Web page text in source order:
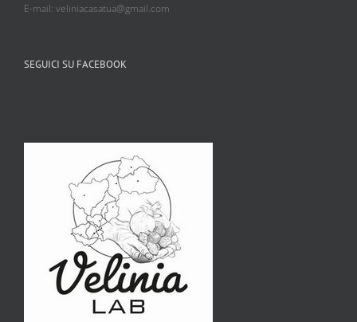
E-mail: veliniacasatua@gmail.com
SEGUICI SU FACEBOOK